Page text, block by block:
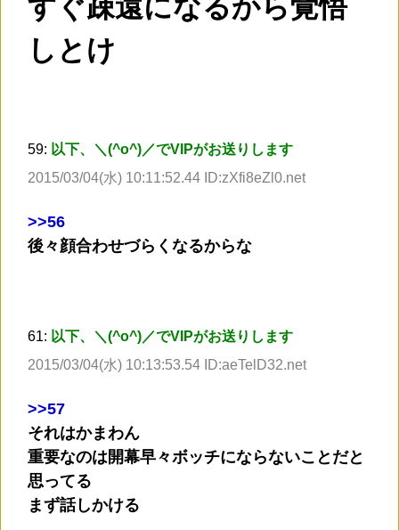
すぐ疎遠になるから覚悟
しとけ
59: 以下、＼(^o^)／でVIPがお送りします
2015/03/04(水) 10:11:52.44 ID:zXfi8eZl0.net
>>56
後々顔合わせづらくなるからな
61: 以下、＼(^o^)／でVIPがお送りします
2015/03/04(水) 10:13:53.54 ID:aeTelD32.net
>>57
それはかまわん
重要なのは開幕早々ボッチにならないことだと
思ってる
まず話しかける